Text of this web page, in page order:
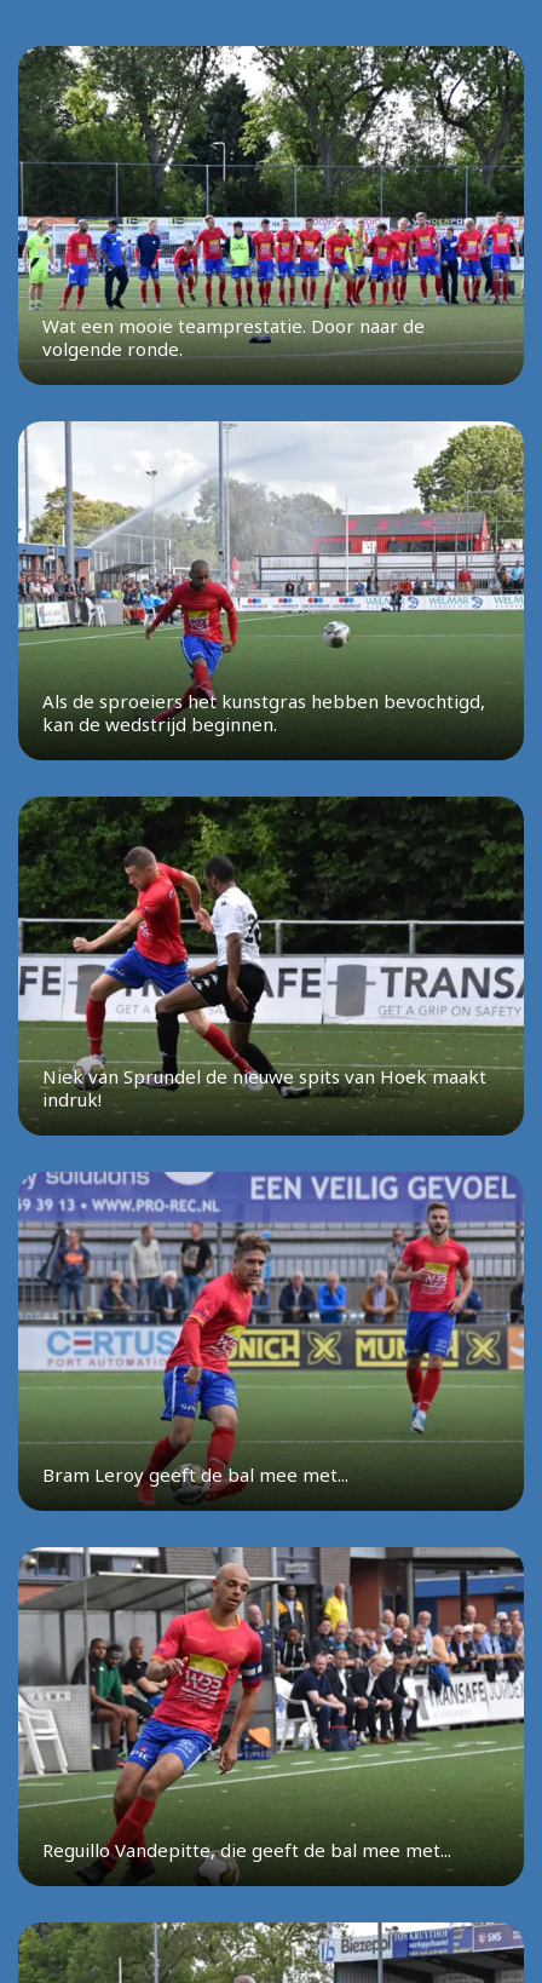
Wat een mooie teamprestatie. Door naar de
volgende ronde.
Als de sproeiers het kunstgras hebben bevochtigd,
kan de wedstrijd beginnen.
Niek van Sprundel de nieuwe spits van Hoek maakt
indruk!
Bram Leroy geeft de bal mee met...
Reguillo Vandepitte, die geeft de bal mee met...